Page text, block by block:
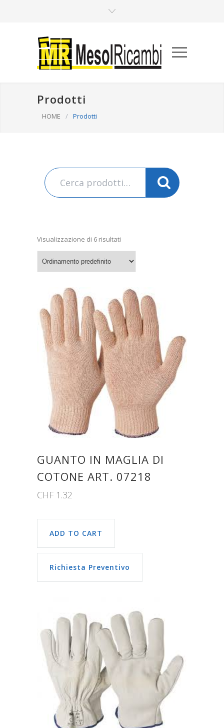
Prodotti
HOME / Prodotti
Visualizzazione di 6 risultati
GUANTO IN MAGLIA DI
COTONE ART. 07218
CHF 1.32
ADD TO CART
Richiesta Preventivo